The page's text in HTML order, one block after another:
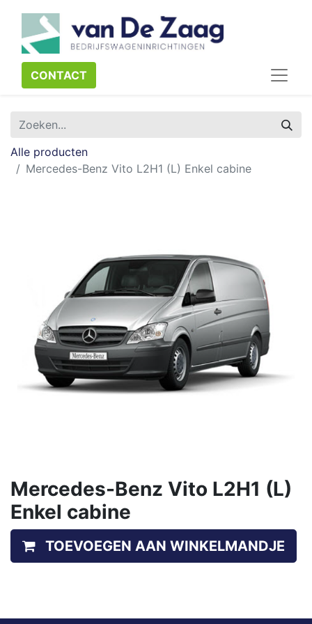
CONTACT​​​​
Alle producten
Mercedes-Benz Vito L2H1 (L) Enkel cabine
Mercedes-Benz Vito L2H1 (L)
Enkel cabine
TOEVOEGEN AAN WINKELMANDJE